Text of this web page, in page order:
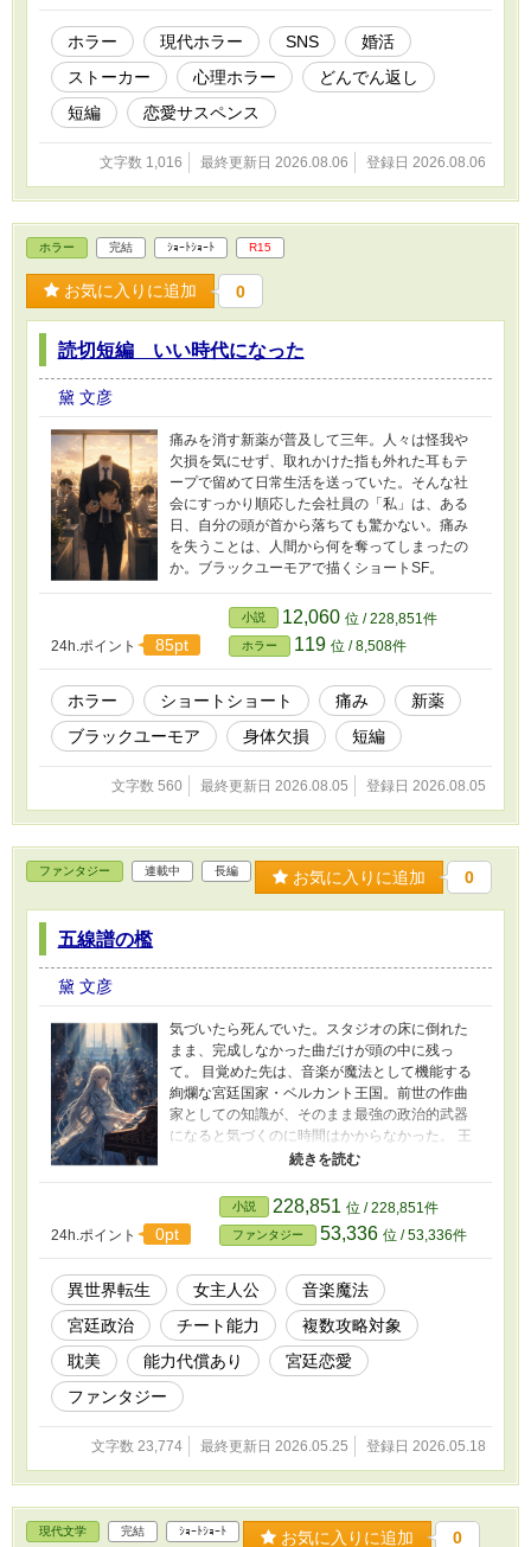
ホラー 現代ホラー SNS
婚活
ストーカー
心理ホラー
どんでん返し
短編
恋愛サスペンス
文字数 1,016 最終更新日 2026.08.06 登録日 2026.08.06
ホラー 完結 ｼｮｰﾄｼｮｰﾄ R15
お気に入りに追加 0
読切短編 いい時代になった
黛 文彦
痛みを消す新薬が普及して三年。人々は怪我や
欠損を気にせず、取れかけた指も外れた耳もテ
ープで留めて日常生活を送っていた。そんな社
会にすっかり順応した会社員の「私」は、ある
日、自分の頭が首から落ちても驚かない。痛み
を失うことは、人間から何を奪ってしまったの
か。ブラックユーモアで描くショートSF。
24h.ポイント 85pt
小説 12,060 位 / 228,851件
ホラー 119 位 / 8,508件
ホラー ショートショート 痛み
新薬
ブラックユーモア
身体欠損 短編
文字数 560 最終更新日 2026.08.05 登録日 2026.08.05
ファンタジー 連載中 長編 お気に入りに追加 0
五線譜の檻
黛 文彦
気づいたら死んでいた。スタジオの床に倒れた
まま、完成しなかった曲だけが頭の中に残っ
て。 目覚めた先は、音楽が魔法として機能する
絢爛な宮廷国家・ベルカント王国。前世の作曲
家としての知識が、そのまま最強の政治的武器
になると気づくのに時間はかからなかった。 王
位継承争いに巻き込まれ、複数の派閥から引き
合いをかけられるリーラ・ドナトゥスは、楽曲
で貴族を動かし、感情を設計し、宮廷という舞
台を制しはじめる。でも——人を動かすほど、
本物の感情で誰かと繋がれなくなっていく。 華
麗な宮廷、複数の派閥代表との政略的な感情関
係、そして音が魔法として宮廷の運命を左右す
る世界。すべての音に毒と美しさが宿る、耽美
政治劇ロマンス。
24h.ポイント 0pt
小説 228,851 位 / 228,851件
ファンタジー 53,336 位 / 53,336件
異世界転生 女主人公
音楽魔法
宮廷政治
チート能力
複数攻略対象
耽美
能力代償あり
宮廷恋愛
ファンタジー
文字数 23,774 最終更新日 2026.05.25 登録日 2026.05.18
現代文学 完結 ｼｮｰﾄｼｮｰﾄ お気に入りに追加 0